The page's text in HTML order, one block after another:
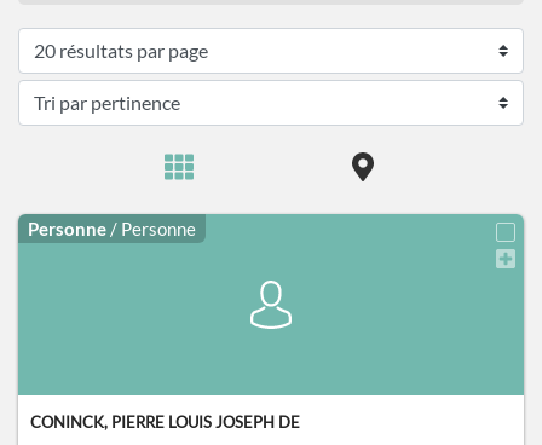
Personne / Personne
CONINCK, PIERRE LOUIS JOSEPH DE